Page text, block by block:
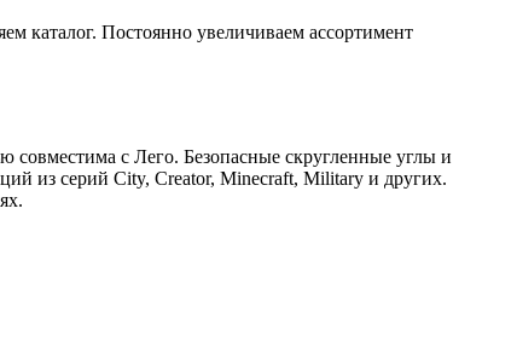
каталог. Постоянно увеличиваем ассортимент
совместима с Лего. Безопасные скругленные углы и
из серий City, Creator, Minecraft, Military и других.